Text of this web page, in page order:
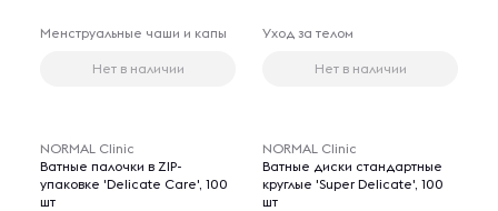
Менструальные чаши и капы
Нет в наличии
Уход за телом
Нет в наличии
NORMAL Clinic
Ватные палочки в ZIP-
упаковке 'Delicate Care', 100
шт
NORMAL Clinic
Ватные диски стандартные
круглые 'Super Delicate', 100
шт